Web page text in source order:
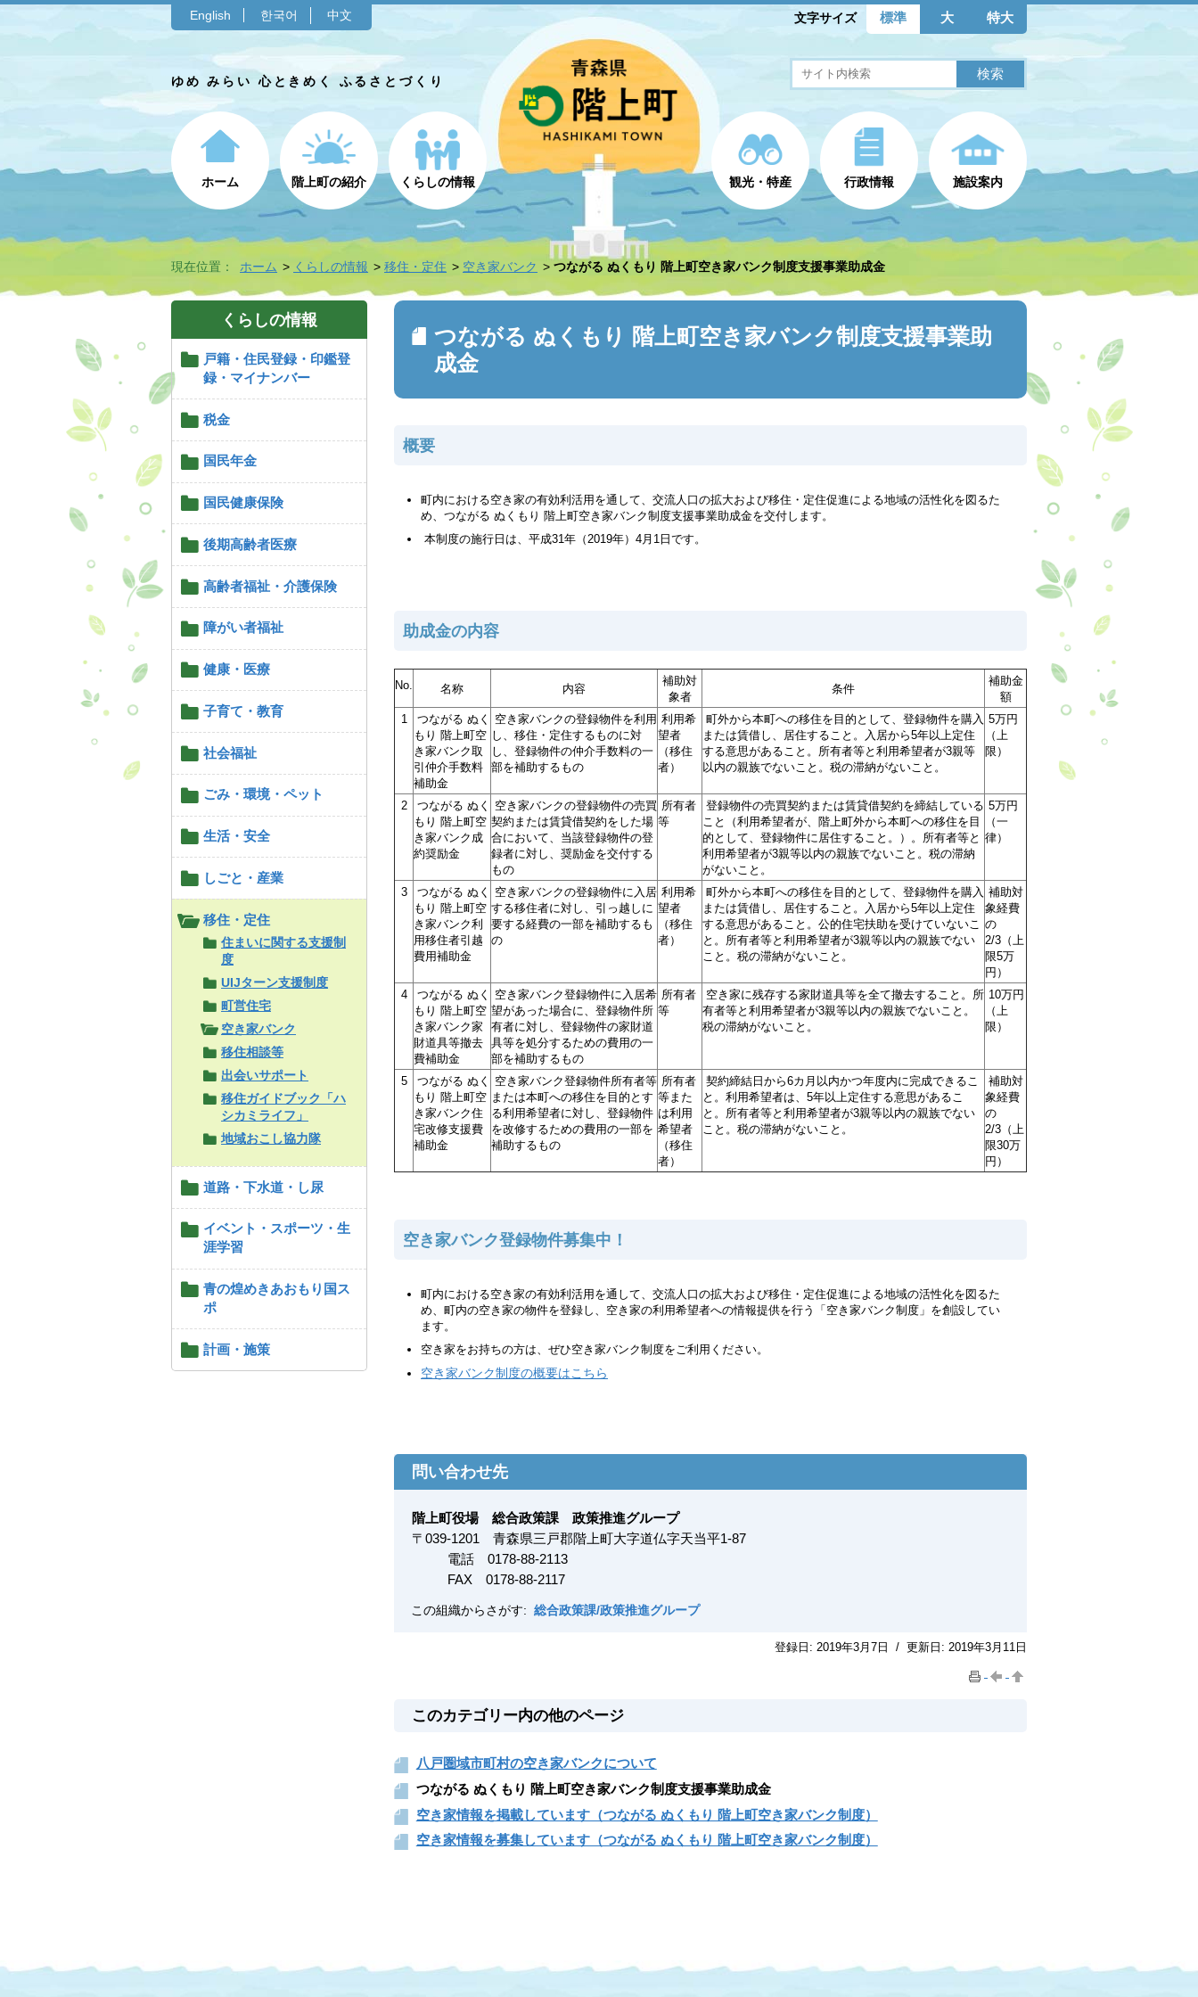
English 한국어 中文 文字サイズ 標準 大 特大
ゆめ みらい 心ときめく ふるさとづくり
ホーム 階上町の紹介 くらしの情報 観光・特産 行政情報 施設案内
現在位置： ホーム くらしの情報 移住・定住 空き家バンク つながる ぬくもり 階上町空き家バンク制度支援事業助成金
くらしの情報
戸籍・住民登録・印鑑登
録・マイナンバー
税金
国民年金
国民健康保険
後期高齢者医療
高齢者福祉・介護保険
障がい者福祉
健康・医療
子育て・教育
社会福祉
ごみ・環境・ペット
生活・安全
しごと・産業
移住・定住
住まいに関する支援制
度
UIJターン支援制度
町営住宅
空き家バンク
移住相談等
出会いサポート
移住ガイドブック「ハ
シカミライフ」
地域おこし協力隊
道路・下水道・し尿
イベント・スポーツ・生
涯学習
青の煌めきあおもり国ス
ポ
計画・施策
つながる ぬくもり 階上町空き家バンク制度支援事業助
成金
概要
町内における空き家の有効利活用を通して、交流人口の拡大および移住・定住促進による地域の活性化を図るた
め、つながる ぬくもり 階上町空き家バンク制度支援事業助成金を交付します。
本制度の施行日は、平成31年（2019年）4月1日です。
助成金の内容
No. 名称 内容
補助対
象者
条件
補助金
額
1
つながる ぬく
もり 階上町空
き家バンク取
引仲介手数料
補助金
空き家バンクの登録物件を利用
し、移住・定住するものに対
し、登録物件の仲介手数料の一
部を補助するもの
利用希
望者
（移住
者）
町外から本町への移住を目的として、登録物件を購入
または賃借し、居住すること。入居から5年以上定住
する意思があること。所有者等と利用希望者が3親等
以内の親族でないこと。税の滞納がないこと。
5万円
（上
限）
2
つながる ぬく
もり 階上町空
き家バンク成
約奨励金
空き家バンクの登録物件の売買
契約または賃貸借契約をした場
合において、当該登録物件の登
録者に対し、奨励金を交付する
もの
所有者
等
登録物件の売買契約または賃貸借契約を締結している
こと（利用希望者が、階上町外から本町への移住を目
的として、登録物件に居住すること。）。所有者等と
利用希望者が3親等以内の親族でないこと。税の滞納
がないこと。
5万円
（一
律）
3
つながる ぬく
もり 階上町空
き家バンク利
用移住者引越
費用補助金
空き家バンクの登録物件に入居
する移住者に対し、引っ越しに
要する経費の一部を補助するも
の
利用希
望者
（移住
者）
町外から本町への移住を目的として、登録物件を購入
または賃借し、居住すること。入居から5年以上定住
する意思があること。公的住宅扶助を受けていないこ
と。所有者等と利用希望者が3親等以内の親族でない
こと。税の滞納がないこと。
補助対
象経費
の
2/3（上
限5万
円）
4
つながる ぬく
もり 階上町空
き家バンク家
財道具等撤去
費補助金
空き家バンク登録物件に入居希
望があった場合に、登録物件所
有者に対し、登録物件の家財道
具等を処分するための費用の一
部を補助するもの
所有者
等
空き家に残存する家財道具等を全て撤去すること。所
有者等と利用希望者が3親等以内の親族でないこと。
税の滞納がないこと。
10万円
（上
限）
5
つながる ぬく
もり 階上町空
き家バンク住
宅改修支援費
補助金
空き家バンク登録物件所有者等
または本町への移住を目的とす
る利用希望者に対し、登録物件
を改修するための費用の一部を
補助するもの
所有者
等また
は利用
希望者
（移住
者）
契約締結日から6カ月以内かつ年度内に完成できるこ
と。利用希望者は、5年以上定住する意思があるこ
と。所有者等と利用希望者が3親等以内の親族でない
こと。税の滞納がないこと。
補助対
象経費
の
2/3（上
限30万
円）
空き家バンク登録物件募集中！
町内における空き家の有効利活用を通して、交流人口の拡大および移住・定住促進による地域の活性化を図るた
め、町内の空き家の物件を登録し、空き家の利用希望者への情報提供を行う「空き家バンク制度」を創設してい
ます。
空き家をお持ちの方は、ぜひ空き家バンク制度をご利用ください。
空き家バンク制度の概要はこちら
問い合わせ先
階上町役場 総合政策課 政策推進グループ
〒 039-1201
青森県三戸郡階上町大字道仏字天当平1-87
電話 0178-88-2113
FAX 0178-88-2117
この組織からさがす: 総合政策課/政策推進グループ
登録日: 2019年3月7日 / 更新日: 2019年3月11日
このカテゴリー内の他のページ
八戸圏域市町村の空き家バンクについて
つながる ぬくもり 階上町空き家バンク制度支援事業助成金
空き家情報を掲載しています（つながる ぬくもり 階上町空き家バンク制度）
空き家情報を募集しています（つながる ぬくもり 階上町空き家バンク制度）